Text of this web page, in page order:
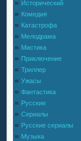
Исторический
Комедия
Катастрофа
Мелодрама
Мистика
Приключение
Триллер
Ужасы
Фантастика
Русские
Сериалы
Русские сериалы
Музыка